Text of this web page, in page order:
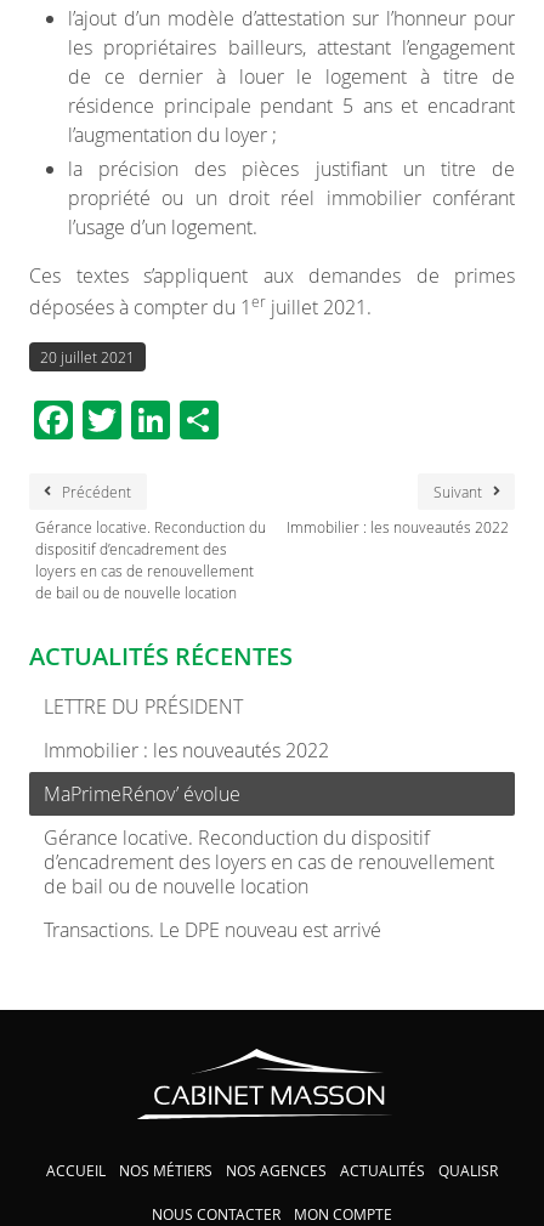
l’ajout d’un modèle d’attestation sur l’honneur pour
les propriétaires bailleurs, attestant l’engagement
de ce dernier à louer le logement à titre de
résidence principale pendant 5 ans et encadrant
l’augmentation du loyer ;
la précision des pièces justifiant un titre de
propriété ou un droit réel immobilier conférant
l’usage d’un logement.
Ces textes s’appliquent aux demandes de primes
déposées à compter du 1er juillet 2021.
20 juillet 2021
Facebook
TwitterLinkedIn
Précédent
Gérance locative. Reconduction du
dispositif d’encadrement des
loyers en cas de renouvellement
de bail ou de nouvelle location
Suivant
Immobilier : les nouveautés 2022
ACTUALITÉS RÉCENTES
LETTRE DU PRÉSIDENT
Immobilier : les nouveautés 2022
MaPrimeRénov’ évolue
Gérance locative. Reconduction du dispositif
d’encadrement des loyers en cas de renouvellement
de bail ou de nouvelle location
Transactions. Le DPE nouveau est arrivé
ACCUEIL NOS MÉTIERS NOS AGENCES ACTUALITÉS QUALISR
NOUS CONTACTER MON COMPTE